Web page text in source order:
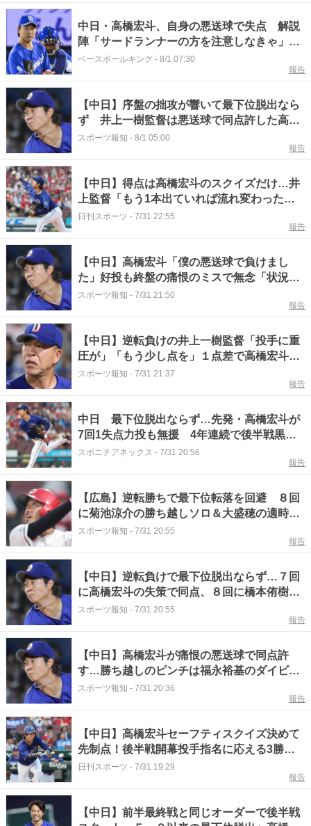
中日・高橋宏斗、自身の悪送球で失点 解説
陣「サードランナーの方を注意しなきゃ」、
「1－0で勝てた試合」
ベースボールキング - 8/1 07:30
報告
【中日】序盤の拙攻が響いて最下位脱出なら
ず 井上一樹監督は悪送球で同点許した高橋
宏斗をかばう「投手に重圧がかかるし（悪送
スポーツ報知 - 8/1 05:00
報告
【中日】得点は高橋宏斗のスクイズだけ…井
上監督「もう1本出ていれば流れ変わった」
／一問一答
日刊スポーツ - 7/31 22:55
報告
【中日】高橋宏斗「僕の悪送球で負けまし
た」好投も終盤の痛恨のミスで無念「状況判
断は間違っていなかった」
スポーツ報知 - 7/31 21:50
報告
【中日】逆転負けの井上一樹監督「投手に重
圧が」「もう少し点を」１点差で高橋宏斗の
悪送球「死守する気持ちで焦った」
スポーツ報知 - 7/31 21:37
報告
中日 最下位脱出ならず…先発・高橋宏斗が
7回1失点力投も無援 4年連続で後半戦黒星
発進
スポニチアネックス - 7/31 20:56
報告
【広島】逆転勝ちで最下位転落を回避 ８回
に菊池涼介の勝ち越しソロ＆大盛穂の適時三
塁打 中日・高橋宏斗に苦戦も７回に同点
スポーツ報知 - 7/31 20:55
報告
【中日】逆転負けで最下位脱出ならず…７回
に高橋宏斗の失策で同点、８回に橋本侑樹が
被弾 絶好機で追加点逃して終盤に…
スポーツ報知 - 7/31 20:55
報告
【中日】高橋宏斗が痛恨の悪送球で同点許
す…勝ち越しのピンチは福永裕基のダイビン
グキャッチで阻止 自責ゼロの７回１失点も
スポーツ報知 - 7/31 20:36
報告
【中日】高橋宏斗セーフティスクイズ決めて
先制点！後半戦開幕投手指名に応える3勝目
へ
日刊スポーツ - 7/31 19:29
報告
【中日】前半最終戦と同じオーダーで後半戦